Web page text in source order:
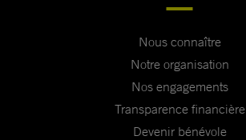
Nous connaître
Notre organisation
Nos engagements
Transparence financière
Devenir bénévole